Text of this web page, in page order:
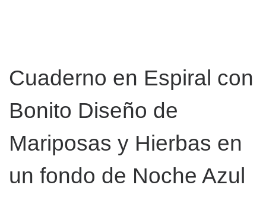
Cuaderno en Espiral con
Bonito Diseño de
Mariposas y Hierbas en
un fondo de Noche Azul